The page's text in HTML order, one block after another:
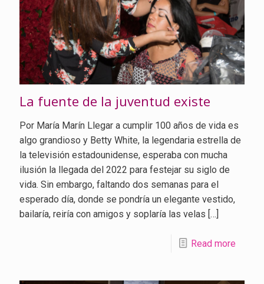
La fuente de la juventud existe
Por María Marín Llegar a cumplir 100 años de vida es
algo grandioso y Betty White, la legendaria estrella de
la televisión estadounidense, esperaba con mucha
ilusión la llegada del 2022 para festejar su siglo de
vida. Sin embargo, faltando dos semanas para el
esperado día, donde se pondría un elegante vestido,
bailaría, reiría con amigos y soplaría las velas […]
Read more